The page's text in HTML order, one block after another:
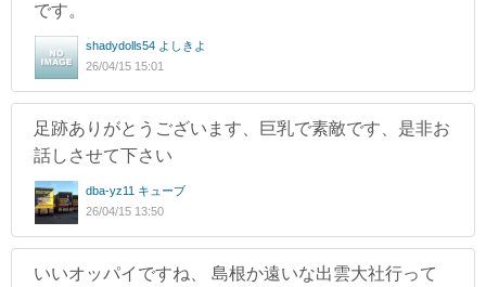
です。
shadydolls54 よしきよ
26/04/15 15:01
足跡ありがとうございます、巨乳で素敵です、是非お
話しさせて下さい
dba-yz11 キューブ
26/04/15 13:50
いいオッパイですね、 島根か遠いな出雲大社行って